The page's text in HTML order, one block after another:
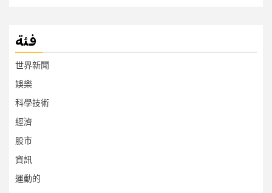
فئة
世界新聞
娛樂
科學技術
經濟
股市
資訊
運動的